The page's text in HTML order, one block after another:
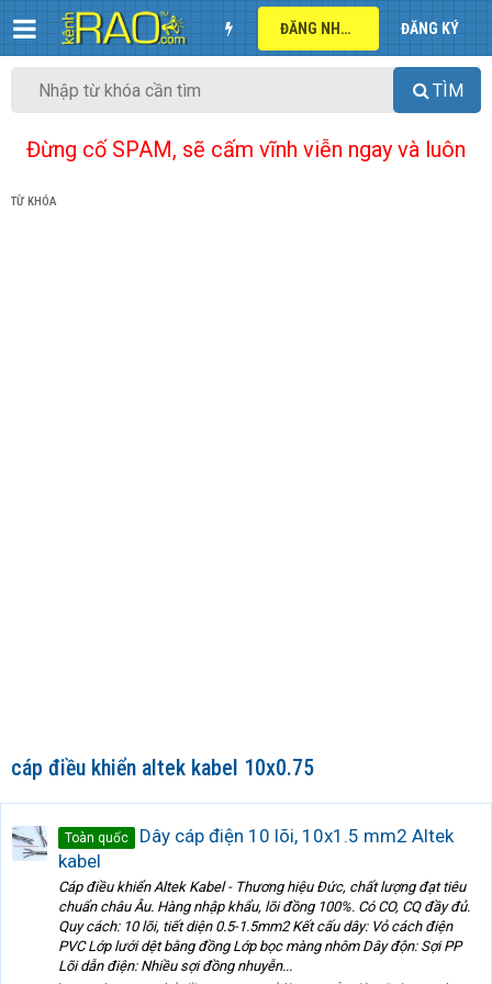
ĐĂNG NHẬP ĐĂNG KÝ
TÌM
Đừng cố SPAM, sẽ cấm vĩnh viễn ngay và luôn
TỪ KHÓA
cáp điều khiển altek kabel 10x0.75
Toàn quốc
Dây cáp điện 10 lõi, 10x1.5 mm2 Altek
kabel
Cáp điều khiển Altek Kabel - Thương hiệu Đức, chất lượng đạt tiêu
chuẩn châu Âu. Hàng nhập khẩu, lõi đồng 100%. Có CO, CQ đầy đủ.
Quy cách: 10 lõi, tiết diện 0.5-1.5mm2 Kết cấu dây: Vỏ cách điện
PVC Lớp lưới dệt bằng đồng Lớp bọc màng nhôm Dây độn: Sợi PP
Lõi dẫn điện: Nhiều sợi đồng nhuyễn...